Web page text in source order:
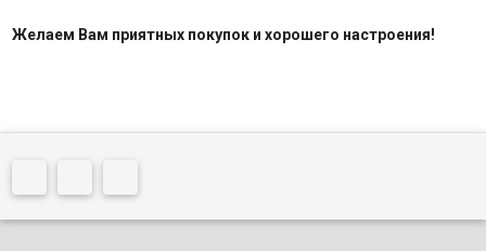
Желаем Вам приятных покупок и хорошего настроения!